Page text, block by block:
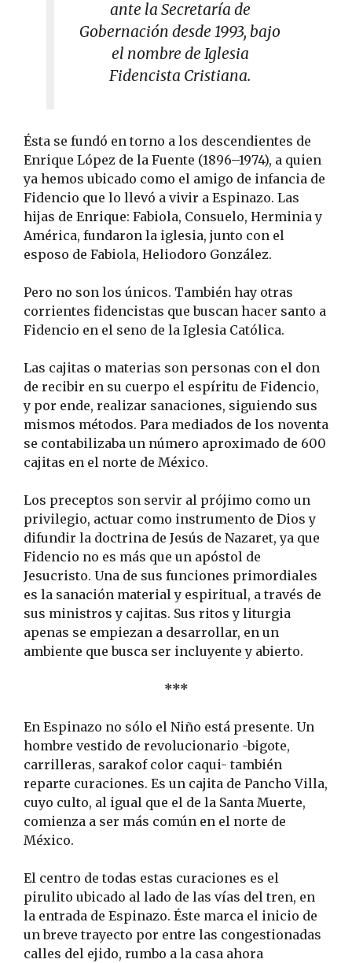
ante la Secretaría de
Gobernación desde 1993, bajo
el nombre de Iglesia
Fidencista Cristiana.
Ésta se fundó en torno a los descendientes de
Enrique López de la Fuente (1896–1974), a quien
ya hemos ubicado como el amigo de infancia de
Fidencio que lo llevó a vivir a Espinazo. Las
hijas de Enrique: Fabiola, Consuelo, Herminia y
América, fundaron la iglesia, junto con el
esposo de Fabiola, Heliodoro González.
Pero no son los únicos. También hay otras
corrientes fidencistas que buscan hacer santo a
Fidencio en el seno de la Iglesia Católica.
Las cajitas o materias son personas con el don
de recibir en su cuerpo el espíritu de Fidencio,
y por ende, realizar sanaciones, siguiendo sus
mismos métodos. Para mediados de los noventa
se contabilizaba un número aproximado de 600
cajitas en el norte de México.
Los preceptos son servir al prójimo como un
privilegio, actuar como instrumento de Dios y
difundir la doctrina de Jesús de Nazaret, ya que
Fidencio no es más que un apóstol de
Jesucristo. Una de sus funciones primordiales
es la sanación material y espiritual, a través de
sus ministros y cajitas. Sus ritos y liturgia
apenas se empiezan a desarrollar, en un
ambiente que busca ser incluyente y abierto.
***
En Espinazo no sólo el Niño está presente. Un
hombre vestido de revolucionario -bigote,
carrilleras, sarakof color caqui- también
reparte curaciones. Es un cajita de Pancho Villa,
cuyo culto, al igual que el de la Santa Muerte,
comienza a ser más común en el norte de
México.
El centro de todas estas curaciones es el
pirulito ubicado al lado de las vías del tren, en
la entrada de Espinazo. Éste marca el inicio de
un breve trayecto por entre las congestionadas
calles del ejido, rumbo a la casa ahora